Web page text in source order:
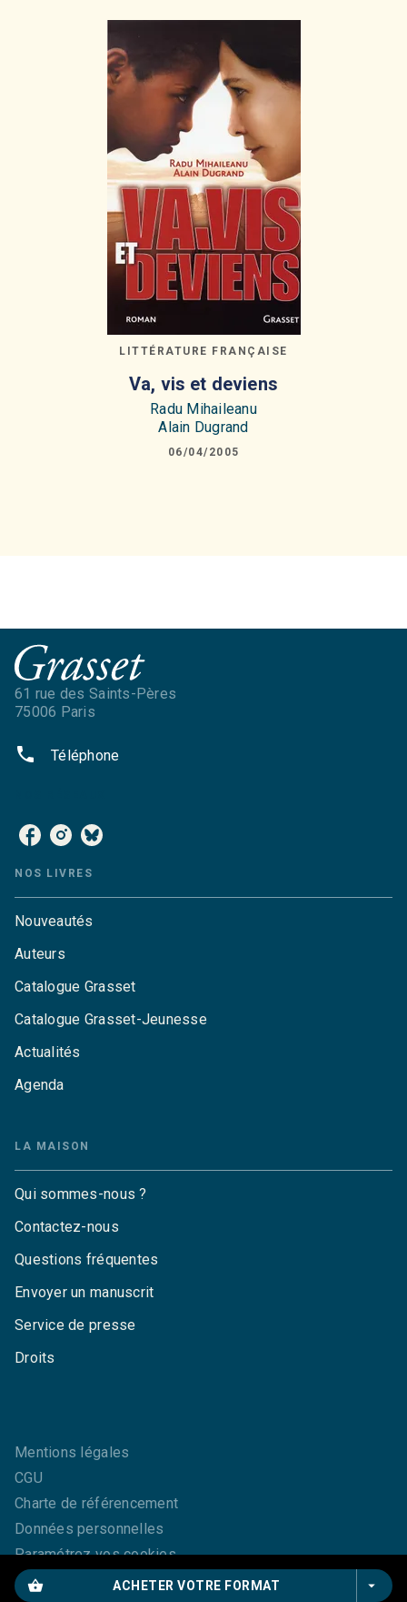
shopping_basket ACHETER VOTRE FORMAT arrow_drop_down
LITTÉRATURE FRANÇAISE
Va, vis et deviens
Radu Mihaileanu
Alain Dugrand
06/04/2005
61 rue des Saints-Pères
75006 Paris
phone Téléphone
NOS LIVRES
Nouveautés
Auteurs
Catalogue Grasset
Catalogue Grasset-Jeunesse
Actualités
Agenda
LA MAISON
Qui sommes-nous ?
Contactez-nous
Questions fréquentes
Envoyer un manuscrit
Service de presse
Droits
Mentions légales
CGU
Charte de référencement
Données personnelles
Paramétrez vos cookies